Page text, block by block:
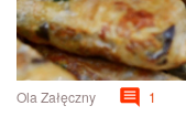
Ola Załęczny 1